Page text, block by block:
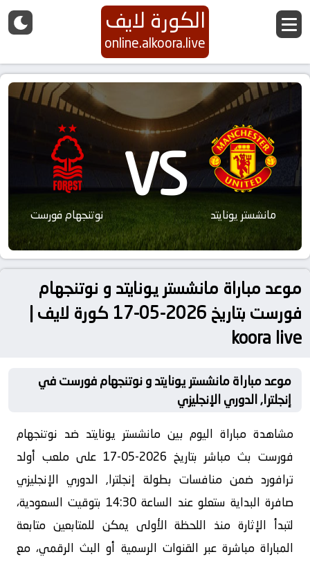
الكورة لايف
online.alkoora.live
مانشستر يونايتد VS نوتنجهام فورست
موعد مباراة مانشستر يونايتد و نوتنجهام
فورست بتاريخ 2026-05-17 كورة لايف |
koora live
موعد مباراة مانشستر يونايتد و نوتنجهام فورست في
إنجلترا, الدوري الإنجليزي
مشاهدة مباراة اليوم بين مانشستر يونايتد ضد نوتنجهام
فورست بث مباشر بتاريخ 2026-05-17 على ملعب أولد
ترافورد ضمن منافسات بطولة إنجلترا, الدوري الإنجليزي
صافرة البداية ستعلو عند الساعة 14:30 بتوقيت السعودية،
لتبدأ الإثارة منذ اللحظة الأولى يمكن للمتابعين متابعة
المباراة مباشرة عبر القنوات الرسمية أو البث الرقمي، مع